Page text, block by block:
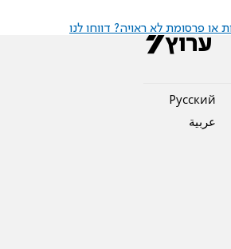
או פרסומת לא ראויה? דווחו לנו
Pусский
عربية